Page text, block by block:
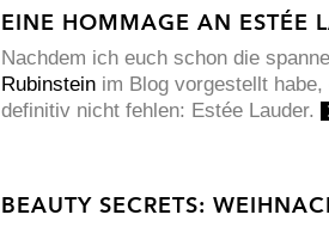
EINE HOMMAGE AN ESTÉE
Nachdem ich euch schon die
Rubinstein im Blog vorgestellt
definitiv nicht fehlen: Estée Lauder.
BEAUTY SECRETS: